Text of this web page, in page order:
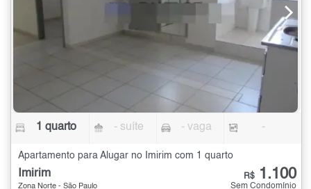
1 quarto - suíte - vaga -
Apartamento para Alugar no Imirim com 1 quarto
Imirim
Zona Norte - São Paulo
R$ 1.100
Sem Condomínio